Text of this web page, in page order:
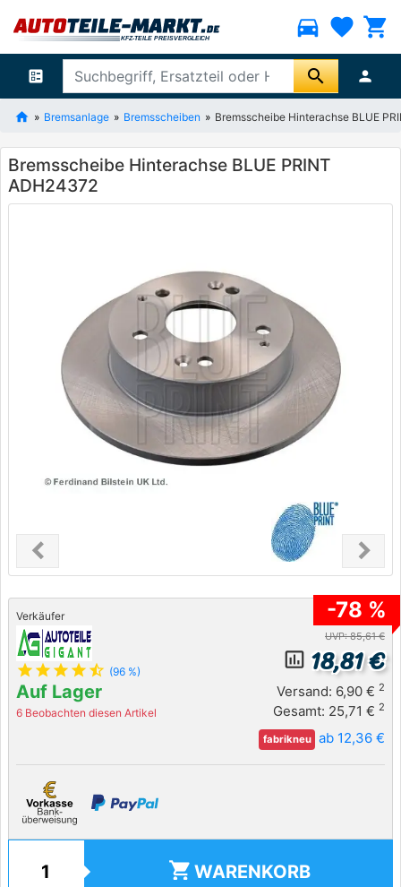
directions_car favorite shopping_cart
ballot search person
Bremsanlage Bremsscheiben Bremsscheibe Hinterachse BLUE
Bremsscheibe Hinterachse BLUE PRINT
ADH24372
chevron_leftPrevious chevron_right
Next
Verkäufer
star star star star star_half (96 %)
Auf Lager
6 Beobachten diesen Artikel
-78 %
UVP: 85,61 €
insert_chart_outlined 18,81 €
Versand: 6,90 € 2
Gesamt: 25,71 € 2
fabrikneu ab 12,36 €
shopping_cart WARENKORB